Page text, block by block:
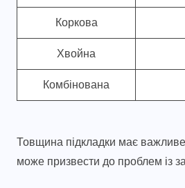
Коркова
Хвойна
Комбінована
Товщина підкладки має
може призвести до проблем із